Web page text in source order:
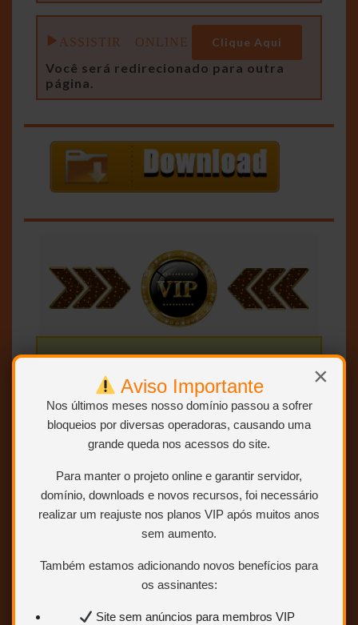
×
Aviso Importante
Nos últimos meses nosso domínio passou a sofrer
bloqueios por diversas operadoras, causando uma
grande queda nos acessos do site.
Para manter o projeto online e garantir servidor,
domínio, downloads e novos recursos, foi necessário
realizar um reajuste nos planos VIP após muitos anos
sem aumento.
Também estamos adicionando novos benefícios para
os assinantes:
Site sem anúncios para membros VIP
ASSISTIR ONLINE Clique Aqui
Você será redirecionado para outra
página.
Todos os Tamanhos
SEM RAR, SEM LIMITE E DIRETO.
Conteúdo exclusivo para VIP
Você precisa serUsuário VIP
Sem limites Mais velocidade
Links estáveis